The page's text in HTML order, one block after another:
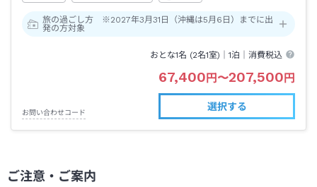
旅の過ごし方 ※2027年3月31日（沖縄は5月6日）までに出
発の方対象
おとな1名 (2名1室)｜1泊 ｜消費税込
67,400 円 〜207,500 円
お問い合わせコード
選択する
ご注意・ご案内